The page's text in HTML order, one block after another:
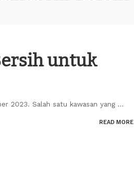
untuk
2023. Salah satu kawasan yang ...
READ MORE